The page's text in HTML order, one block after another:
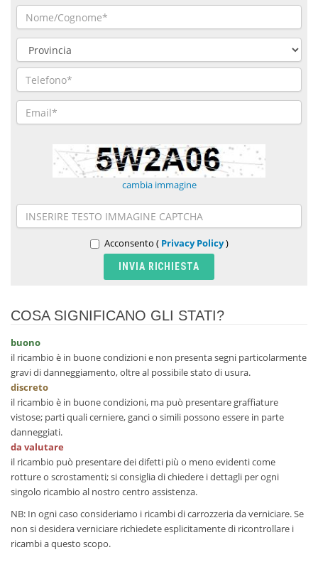
cambia immagine
Acconsento ( Privacy Policy)
COSA SIGNIFICANO GLI STATI?
buono
il ricambio è in buone condizioni e non presenta segni particolarmente
gravi di danneggiamento, oltre al possibile stato di usura.
discreto
il ricambio è in buone condizioni, ma può presentare graffiature
vistose; parti quali cerniere, ganci o simili possono essere in parte
danneggiati.
da valutare
il ricambio può presentare dei difetti più o meno evidenti come
rotture o scrostamenti; si consiglia di chiedere i dettagli per ogni
singolo ricambio al nostro centro assistenza.
NB: In ogni caso consideriamo i ricambi di carrozzeria da verniciare. Se
non si desidera verniciare richiedete esplicitamente di ricontrollare i
ricambi a questo scopo.